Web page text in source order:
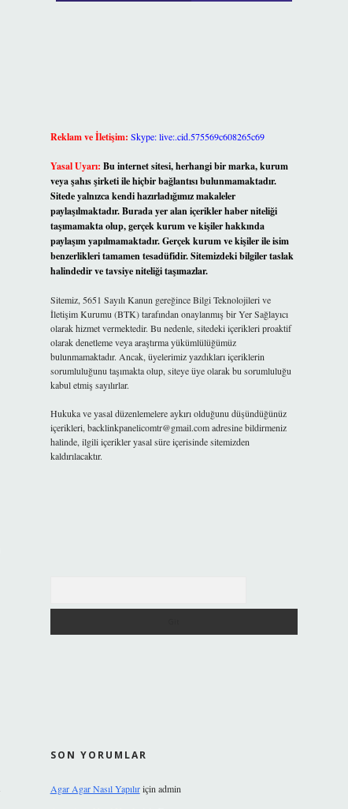
Reklam ve İletişim: Skype: live:.cid.575569c608265c69
Yasal Uyarı: Bu internet sitesi, herhangi bir marka, kurum
veya şahıs şirketi ile hiçbir bağlantısı bulunmamaktadır.
Sitede yalnızca kendi hazırladığımız makaleler
paylaşılmaktadır. Burada yer alan içerikler haber niteliği
taşımamakta olup, gerçek kurum ve kişiler hakkında
paylaşım yapılmamaktadır. Gerçek kurum ve kişiler ile isim
benzerlikleri tamamen tesadüfidir. Sitemizdeki bilgiler taslak
halindedir ve tavsiye niteliği taşımazlar.
Sitemiz, 5651 Sayılı Kanun gereğince Bilgi Teknolojileri ve
İletişim Kurumu (BTK) tarafından onaylanmış bir Yer Sağlayıcı
olarak hizmet vermektedir. Bu nedenle, sitedeki içerikleri proaktif
olarak denetleme veya araştırma yükümlülüğümüz
bulunmamaktadır. Ancak, üyelerimiz yazdıkları içeriklerin
sorumluluğunu taşımakta olup, siteye üye olarak bu sorumluluğu
kabul etmiş sayılırlar.
Hukuka ve yasal düzenlemelere aykırı olduğunu düşündüğünüz
içerikleri, backlinkpanelicomtr@gmail.comadresine bildirmeniz
halinde, ilgili içerikler yasal süre içerisinde sitemizden
kaldırılacaktır.
SON YORUMLAR
Agar Agar Nasıl Yapılıriçin admin